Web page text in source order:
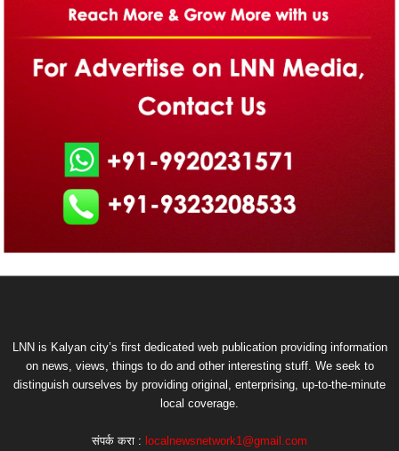
LNN is Kalyan city’s first dedicated web publication providing information
on news, views, things to do and other interesting stuff. We seek to
distinguish ourselves by providing original, enterprising, up-to-the-minute
local coverage.
संपर्क करा : localnewsnetwork1@gmail.com